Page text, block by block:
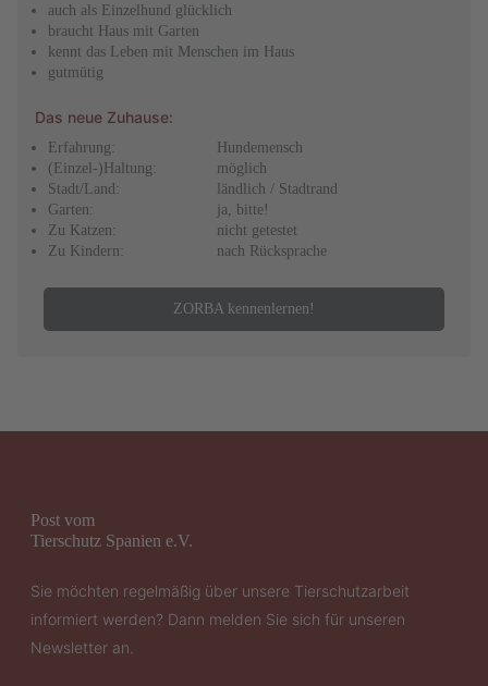
auch als Einzelhund glücklich
braucht Haus mit Garten
kennt das Leben mit Menschen im Haus
gutmütig
Das neue Zuhause:
Erfahrung:
Hundemensch
(Einzel-)Haltung:
möglich
Stadt/Land:
ländlich / Stadtrand
Garten:
ja, bitte!
Zu Katzen:
nicht getestet
Zu Kindern:
nach Rücksprache
ZORBA kennenlernen!
Post vom
Tierschutz Spanien e.V.
Sie möchten regelmäßig über unsere Tierschutzarbeit
informiert werden? Dann melden Sie sich für unseren
Newsletter an.